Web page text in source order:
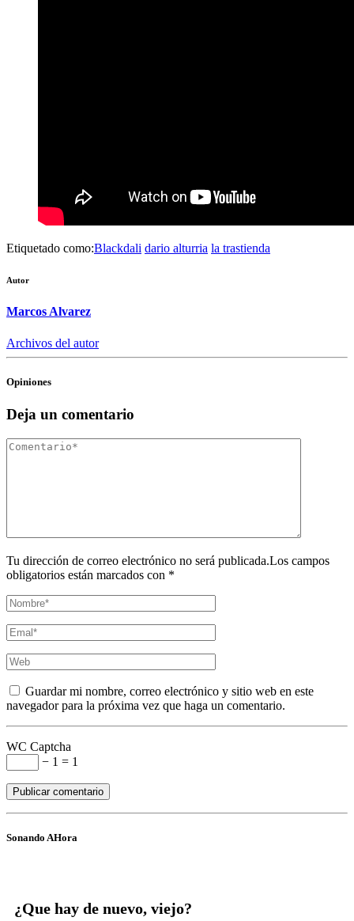
Etiquetado como:Blackdali dario alturria la trastienda
Autor
Marcos Alvarez
Archivos del autor
Opiniones
Deja un comentario
Tu dirección de correo electrónico no será publicada.Los campos
obligatorios están marcados con *
Guardar mi nombre, correo electrónico y sitio web en este
navegador para la próxima vez que haga un comentario.
WC Captcha
− 1 = 1
Sonando AHora
¿Que hay de nuevo, viejo?